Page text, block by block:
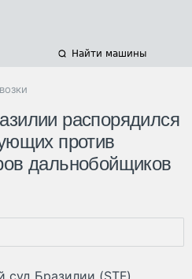
Найти машины
распорядился
против
дальнобойщиков